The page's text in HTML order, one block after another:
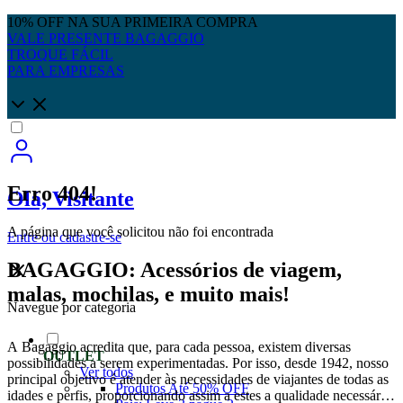
10% OFF NA SUA PRIMEIRA COMPRA
VALE PRESENTE BAGAGGIO
TROQUE FÁCIL
PARA EMPRESAS
Olá, Visitante
Entreou cadastre-se
Navegue por categoria
OUTLET
Ver todos
Produtos Até 50% OFF
Erro 404!
A página que você solicitou não foi encontrada
BAGAGGIO: Acessórios de viagem,
malas, mochilas, e muito mais!
A Bagaggio acredita que, para cada pessoa, existem diversas
possibilidades a serem experimentadas. Por isso, desde 1942, nosso
principal objetivo é atender às necessidades de viajantes de todas as
idades e perfis, proporcionando assim a estes a qualidade necessária